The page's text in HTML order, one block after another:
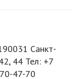
Санкт-
44 Тел: +7
47-70